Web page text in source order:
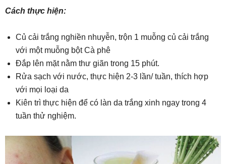
Cách thực hiện:
Củ cải trắng nghiền nhuyễn, trộn 1 muỗng củ cải trắng
với một muỗng bột Cà phê
Đắp lên mặt nằm thư giãn trong 15 phút.
Rửa sạch với nước, thực hiện 2-3 lần/ tuần, thích hợp
với mọi loại da
Kiên trì thực hiện để có làn da trắng xinh ngay trong 4
tuần thử nghiệm.